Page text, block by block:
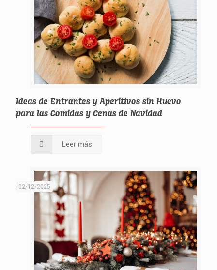
Ideas de Entrantes y Aperitivos sin Huevo
para las Comidas y Cenas de Navidad
Leer más
02/12/2025